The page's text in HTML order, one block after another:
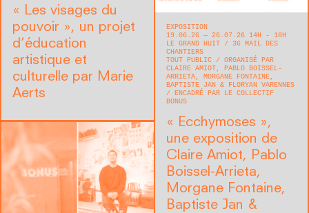
« Les visages du
pouvoir », un projet
d’éducation
artistique et
culturelle par Marie
Aerts
EXPOSITION
19.06.26 — 26.07.26 14H - 18H
LE GRAND HUIT
36 MAIL DES
CHANTIERS
TOUT PUBLIC
ORGANISÉ PAR
CLAIRE AMIOT, PABLO BOISSEL-
ARRIETA, MORGANE FONTAINE,
BAPTISTE JAN & FLORYAN VARENNES
ENCADRÉ PAR LE COLLECTIF
BONUS
« Ecchymoses »,
une exposition de
Claire Amiot, Pablo
Boissel-Arrieta,
Morgane Fontaine,
Baptiste Jan &